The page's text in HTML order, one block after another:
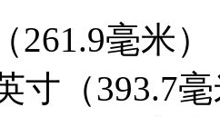
261.9毫米）
寸（393.7